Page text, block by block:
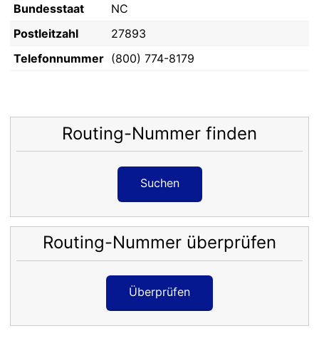
Bundesstaat
NC
Postleitzahl
27893
Telefonnummer (800) 774-8179
Routing-Nummer finden
Suchen
Routing-Nummer überprüfen
Überprüfen